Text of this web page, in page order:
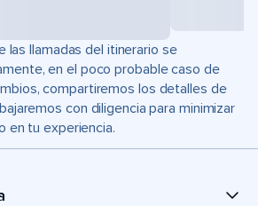
las llamadas del itinerario se
en el poco probable caso de
compartiremos los detalles de
con diligencia para minimizar
en tu experiencia.